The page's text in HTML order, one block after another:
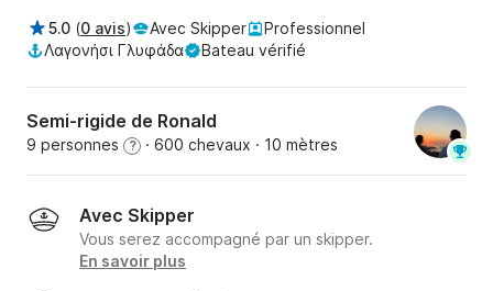
5.0 (0 avis) Avec Skipper
Professionnel
Λαγονήσι Γλυφάδα
Bateau vérifié
Semi-rigide de Ronald
9 personnes ? · 600 chevaux · 10 mètres
Avec Skipper
Vous serez accompagné par un skipper.
En savoir plus